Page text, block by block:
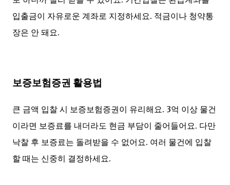
입출금이 자유로운 계좌로 지정하세요. 적금이나 청약통
장은 안 돼요.
보증보험증권 활용법
큰 금액 입찰 시 보증보험증권이 유리해요. 3억 이상 물건
이라면 보증료를 내더라도 현금 부담이 줄어들어요. 다만
낙찰 후 보증료는 돌려받을 수 없어요. 여러 물건에 입찰
할 때는 신중히 결정하세요.